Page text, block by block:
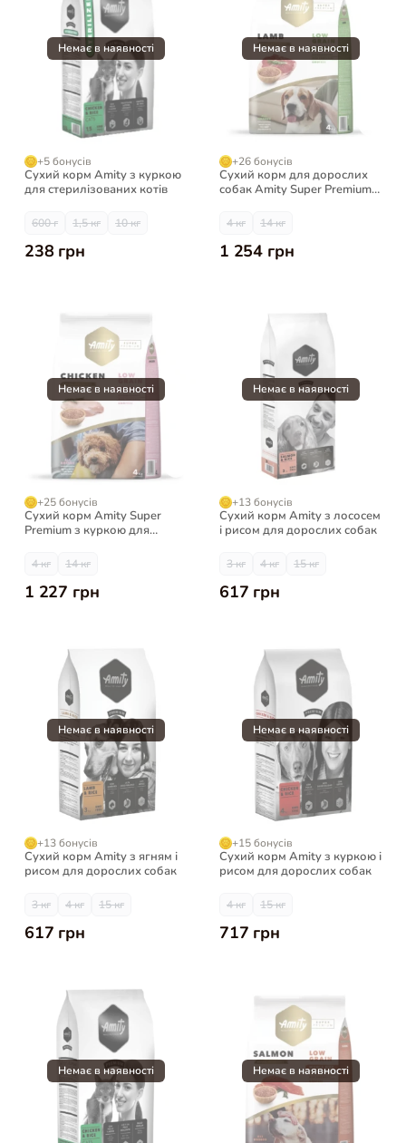
+5 бонусів
Сухий корм Amity з куркою
для стерилізованих котів
600 г 1,5 кг 10 кг
238 грн
+26 бонусів
Сухий корм для дорослих
собак Amity Super Premium з
4 кг 14 кг
1 254 грн
+25 бонусів
Сухий корм Amity Super
Premium з куркою для
4 кг 14 кг
1 227 грн
+13 бонусів
Сухий корм Amity з лососем
і рисом для дорослих собак
3 кг 4 кг 15 кг
617 грн
+13 бонусів
Сухий корм Amity з ягням і
рисом для дорослих собак
3 кг 4 кг 15 кг
617 грн
+15 бонусів
Сухий корм Amity з куркою і
рисом для дорослих собак
4 кг 15 кг
717 грн